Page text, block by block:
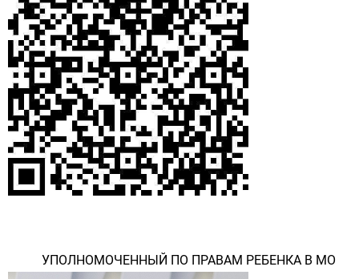
УПОЛНОМОЧЕННЫЙ ПО ПРАВАМ РЕБЕНКА В МО